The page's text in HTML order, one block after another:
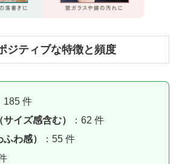
ジティブな特徴と頻度
185 件
イズ感含む）
：62 件
わ感）
：55 件